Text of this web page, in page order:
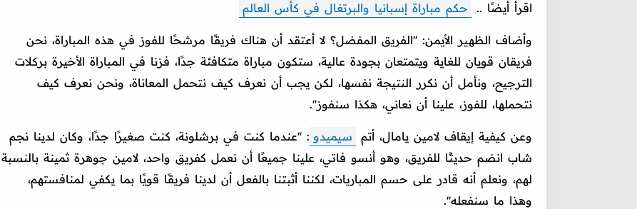
اقرأ أيضًا .. حكم مباراة إسبانيا والبرتغال في كأس العالم
وأضاف الظهير الأيمن: ''الفريق المفضل؟ لا أعتقد أن هناك فريقًا مرشحًا للفوز في هذه المباراة، نحن
فريقان قويان للغاية ويتمتعان بجودة عالية، ستكون مباراة متكافئة جدًا، فزنا في المباراة الأخيرة بركلات
الترجيح، ونأمل أن نكرر النتيجة نفسها، لكن يجب أن نعرف كيف نتحمل المعاناة، ونحن نعرف كيف
نتحملها، للفوز، علينا أن نعاني، هكذا سنفوز''.
وعن كيفية إيقاف لامين يامال، أتم سيميدو : ''عندما كنت في برشلونة، كنت صغيرًا جدًا، وكان لدينا نجم
شاب انضم حديثًا للفريق، وهو أنسو فاتي، علينا جميعًا أن نعمل كفريق واحد، لامين جوهرة ثمينة بالنسبة
لهم، ونعلم أنه قادر على حسم المباريات، لكننا أثبتنا بالفعل أن لدينا فريقًا قويًا بما يكفي لمنافستهم،
وهذا ما سنفعله''.